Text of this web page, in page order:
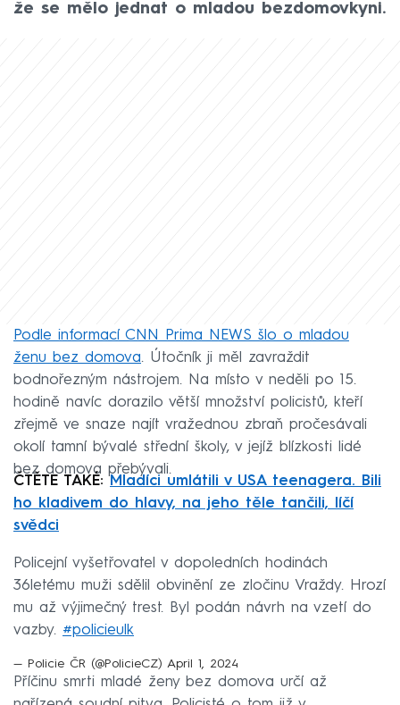
že se mělo jednat o mladou bezdomovkyni.
Podle informací CNN Prima NEWS šlo o mladou
ženu bez domova. Útočník ji měl zavraždit
bodnořezným nástrojem. Na místo v neděli po 15.
hodině navíc dorazilo větší množství policistů, kteří
zřejmě ve snaze najít vražednou zbraň pročesávali
okolí tamní bývalé střední školy, v jejíž blízkosti lidé
bez domova přebývali.
ČTĚTE TAKÉ:Mladíci umlátili v USA teenagera. Bili
ho kladivem do hlavy, na jeho těle tančili, líčí
svědci
Policejní vyšetřovatel v dopoledních hodinách
36letému muži sdělil obvinění ze zločinu Vraždy. Hrozí
mu až výjimečný trest. Byl podán návrh na vzetí do
vazby. #policieulk
— Policie ČR (@PolicieCZ) April 1, 2024
Příčinu smrti mladé ženy bez domova určí až